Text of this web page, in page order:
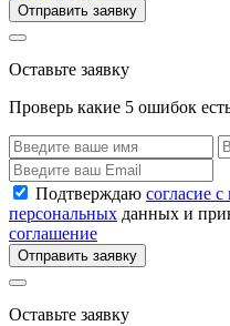
Отправить заявку
Оставьте заявку
Проверь какие 5 ошибок
Подтверждаю согласие
персональных данных и
соглашение
Отправить заявку
Оставьте заявку